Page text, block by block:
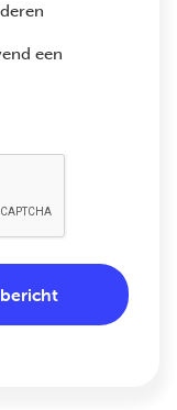
een